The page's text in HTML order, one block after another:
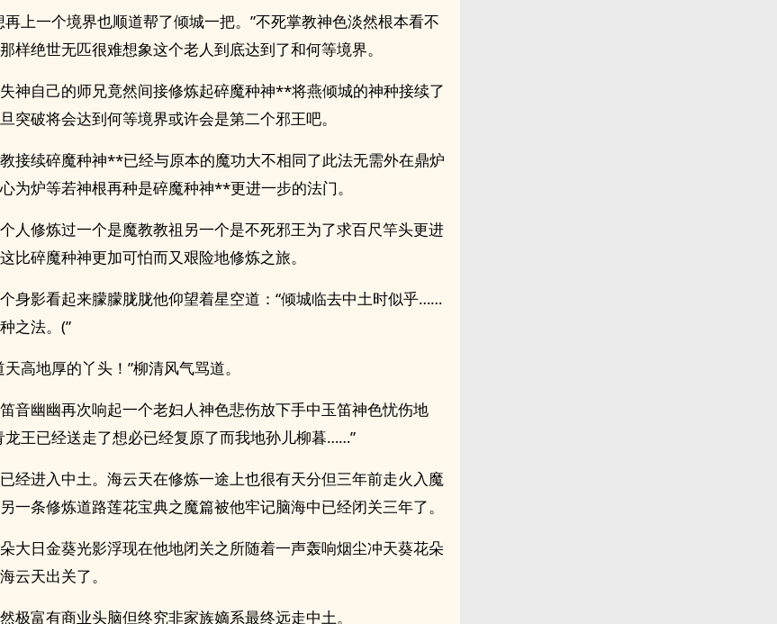
再上一个境界也顺道帮了倾城一把。”不死掌教神色淡然根本看不
样绝世无匹很难想象这个老人到底达到了和何等境界。
神自己的师兄竟然间接修炼起碎魔种神**将燕倾城的神种接续了
突破将会达到何等境界或许会是第二个邪王吧。
接续碎魔种神**已经与原本的魔功大不相同了此法无需外在鼎炉
为炉等若神根再种是碎魔种神**更进一步的法门。
人修炼过一个是魔教教祖另一个是不死邪王为了求百尺竿头更进
比碎魔种神更加可怕而又艰险地修炼之旅。
身影看起来朦朦胧胧他仰望着星空道：“倾城临去中土时似乎……
之法。(”
高地厚的丫头！”柳清风气骂道。
音幽幽再次响起一个老妇人神色悲伤放下手中玉笛神色忧伤地
龙王已经送走了想必已经复原了而我地孙儿柳暮……”
经进入中土。海云天在修炼一途上也很有天分但三年前走火入魔
一条修炼道路莲花宝典之魔篇被他牢记脑海中已经闭关三年了。
大日金葵光影浮现在他地闭关之所随着一声轰响烟尘冲天葵花朵
云天出关了。
极富有商业头脑但终究非家族嫡系最终远走中土。